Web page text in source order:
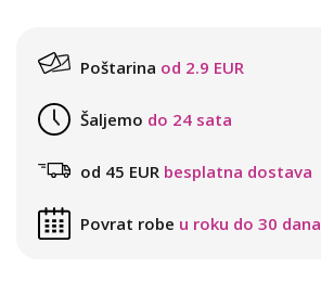
Poštarina od 2.9 EUR
Šaljemo do 24 sata
od 45 EUR besplatna dostava
Povrat robe u roku do 30 dana